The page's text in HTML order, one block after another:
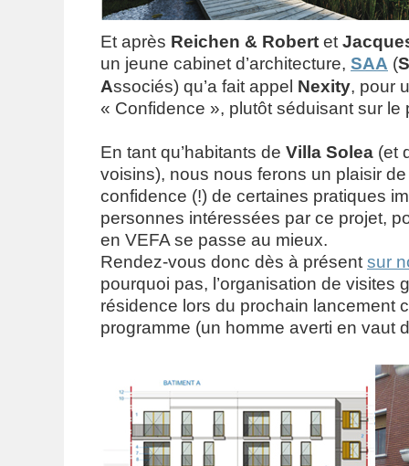
Et après Reichen & Robert et
un jeune cabinet d’architecture, SAA (S
Associés) qu’a fait appel Nexity, pour
« Confidence », plutôt séduisant sur le
En tant qu’habitants de Villa Solea (et
voisins), nous nous ferons un plaisir
confidence (!) de certaines pratiques
personnes intéressées par ce projet,
en VEFA se passe au mieux.
Rendez-vous donc dès à présent sur
pourquoi pas, l’organisation de visites
résidence lors du prochain lancement
programme (un homme averti en vaut